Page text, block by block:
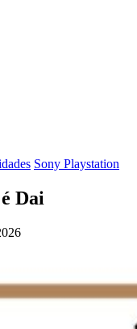
Sony Playstation
Dai